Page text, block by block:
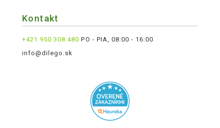
Kontakt
+421 950 308 480 PO - PIA, 08:00 - 16:00
info@dilego.sk